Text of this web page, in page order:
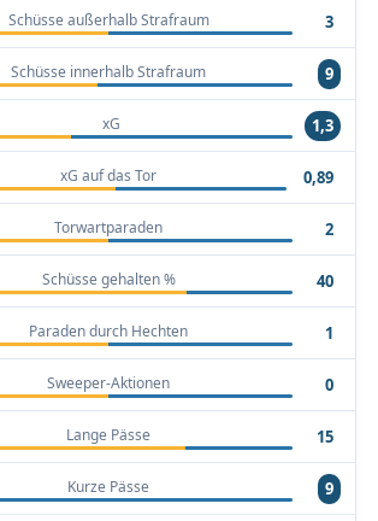
Schüsse außerhalb Strafraum 3
Schüsse innerhalb Strafraum 9
xG 1,3
xG auf das Tor 0,89
Torwartparaden 2
Schüsse gehalten % 40
Paraden durch Hechten 1
Sweeper-Aktionen 0
Lange Pässe 15
Kurze Pässe 9